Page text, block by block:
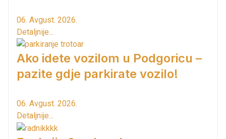
06. Avgust. 2026.
Detaljnije...
Ako idete vozilom u Podgoricu –
pazite gdje parkirate vozilo!
06. Avgust. 2026.
Detaljnije...